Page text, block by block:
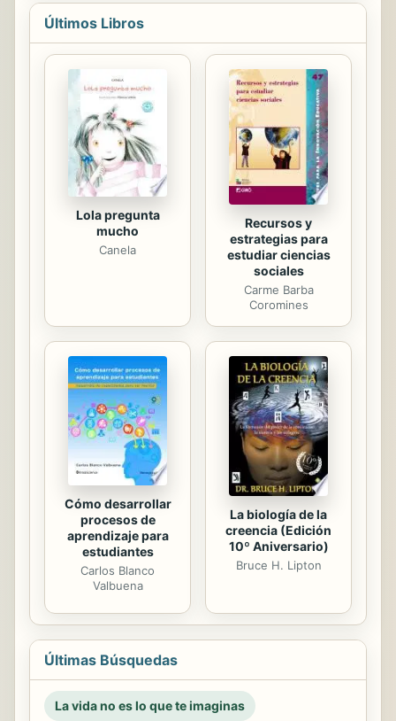
hasta que el ser es advertido del
riesgo que corre al no respetar los
ritmos de evolución de las
conciencias inferiores. Ella descubre
que el «soltar» es lo que le permitió
amar.
Últimos Libros
Lola pregunta
mucho
Canela
Recursos y
estrategias para
estudiar ciencias
sociales
Carme Barba
Coromines
Cómo desarrollar
procesos de
aprendizaje para
estudiantes
Carlos Blanco
Valbuena
La biología de la
creencia (Edición
10º Aniversario)
Bruce H. Lipton
Últimas Búsquedas
La vida no es lo que te imaginas